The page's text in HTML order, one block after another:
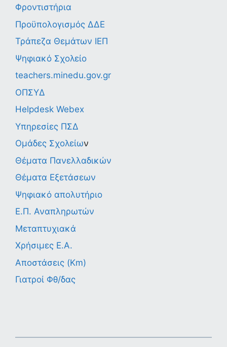
Φροντιστήρια
Προϋπολογισμός ΔΔΕ
Τράπεζα Θεμάτων ΙΕΠ
Ψηφιακό Σχολείο
teachers.minedu.gov.gr
ΟΠΣΥΔ
Helpdesk Webex
Υπηρεσίες ΠΣΔ
Ομάδες Σχολείων
Θέματα Πανελλαδικών
Θέματα Εξετάσεων
Ψηφιακό απολυτήριο
Ε.Π. Αναπληρωτών
Μεταπτυχιακά
Χρήσιμες Ε.Α.
Αποστάσεις (Km)
Γιατροί Φθ/δας